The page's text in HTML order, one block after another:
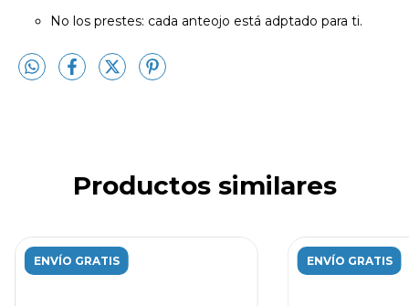
No los prestes: cada anteojo está adptado para ti.
Productos similares
ENVÍO GRATIS ENVÍO GRATIS